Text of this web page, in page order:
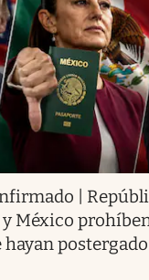
|
México
hayan